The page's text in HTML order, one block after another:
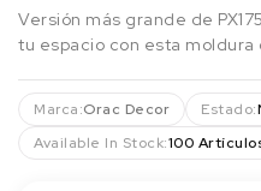
Versión más grande de
tu espacio con esta
Marca:Orac Decor Estado:
Available In Stock:100